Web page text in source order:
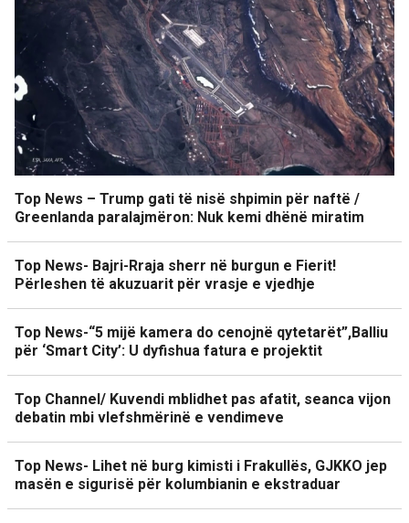
Top News – Trump gati të nisë shpimin për naftë /
Greenlanda paralajmëron: Nuk kemi dhënë miratim
Top News- Bajri-Rraja sherr në burgun e Fierit!
Përleshen të akuzuarit për vrasje e vjedhje
Top News-“5 mijë kamera do cenojnë qytetarët”,Balliu
për ‘Smart City’: U dyfishua fatura e projektit
Top Channel/ Kuvendi mblidhet pas afatit, seanca vijon
debatin mbi vlefshmërinë e vendimeve
Top News- Lihet në burg kimisti i Frakullës, GJKKO jep
masën e sigurisë për kolumbianin e ekstraduar